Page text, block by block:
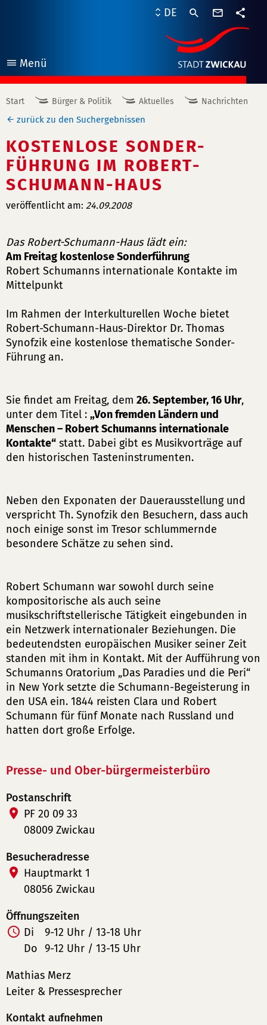
Menü
öffnen
DE
Start Bürger & Politik Aktuelles Nachrichten
zurück zu den Suchergebnissen
KOSTENLOSE SONDER-
FÜHRUNG IM ROBERT-
SCHUMANN-HAUS
veröffentlicht am: 24.09.2008
Das Robert-Schumann-Haus lädt ein:
Am Freitag kostenlose Sonderführung
Robert Schumanns internationale Kontakte im
Mittelpunkt
Im Rahmen der Interkulturellen Woche bietet
Robert-Schumann-Haus-Direktor Dr. Thomas
Synofzik eine kostenlose thematische Sonder-
Führung an.
Sie findet am Freitag, dem 26. September, 16 Uhr,
unter dem Titel : „Von fremden Ländern und
Menschen – Robert Schumanns internationale
Kontakte“ statt. Dabei gibt es Musikvorträge auf
den historischen Tasteninstrumenten.
Neben den Exponaten der Dauerausstellung und
verspricht Th. Synofzik den Besuchern, dass auch
noch einige sonst im Tresor schlummernde
besondere Schätze zu sehen sind.
Robert Schumann war sowohl durch seine
kompositorische als auch seine
musikschriftstellerische Tätigkeit eingebunden in
ein Netzwerk internationaler Beziehungen. Die
bedeutendsten europäischen Musiker seiner Zeit
standen mit ihm in Kontakt. Mit der Aufführung von
Schumanns Oratorium „Das Paradies und die Peri“
in New York setzte die Schumann-Begeisterung in
den USA ein. 1844 reisten Clara und Robert
Schumann für fünf Monate nach Russland und
hatten dort große Erfolge.
Presse- und Ober-bürgermeisterbüro
Postanschrift
PF 20 09 33
08009 Zwickau
Besucheradresse
Hauptmarkt 1
08056 Zwickau
Öffnungszeiten
Di
9-12 Uhr / 13-18 Uhr
Do 9-12 Uhr / 13-15 Uhr
Mathias Merz
Leiter & Pressesprecher
Kontakt aufnehmen